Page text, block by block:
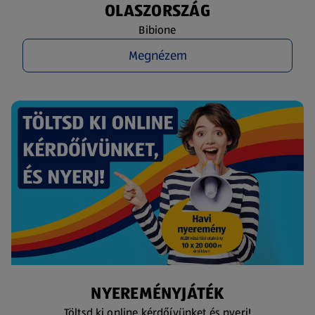
OLASZORSZÁG
Bibione
Megnézem
NYEREMÉNYJÁTÉK